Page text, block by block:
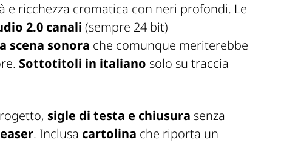
e ricchezza cromatica con neri profondi. Le
2.0 canali (sempre 24 bit)
scena sonora che comunque meriterebbe
Sottotitoli in italiano solo su traccia
sigle di testa e chiusura senza
. Inclusa cartolina che riporta un